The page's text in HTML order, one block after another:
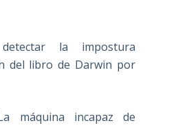
la impostura
del libro de Darwin por
máquina incapaz de